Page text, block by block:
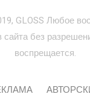
GLOSS Любое
сайта без
воспрещается.